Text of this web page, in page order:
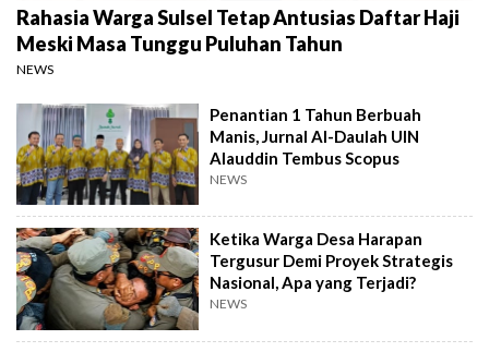
Rahasia Warga Sulsel Tetap Antusias Daftar Haji
Meski Masa Tunggu Puluhan Tahun
NEWS
Penantian 1 Tahun Berbuah
Manis, Jurnal Al-Daulah UIN
Alauddin Tembus Scopus
NEWS
Ketika Warga Desa Harapan
Tergusur Demi Proyek Strategis
Nasional, Apa yang Terjadi?
NEWS